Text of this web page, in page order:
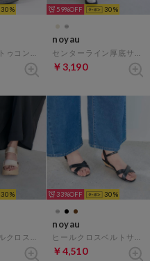
30 59% 30
noyau
￥3,190
30 33% 30
noyau
￥4,510